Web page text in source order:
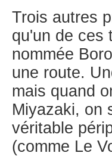
Trois autres
qu'un de ces
nommée
une route.
mais quand
Miyazaki, on
véritable
(comme Le